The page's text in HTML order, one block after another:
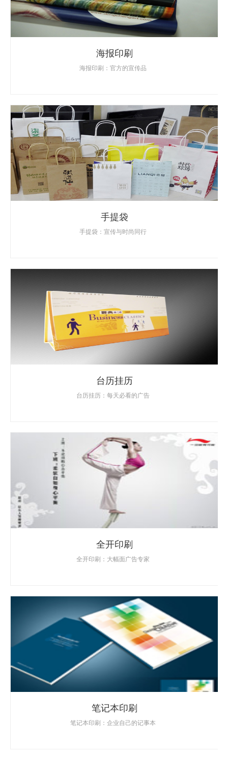
海报印刷
海报印刷：官方的宣传品
手提袋
手提袋：宣传与时尚同行
台历挂历
台历挂历：每天必看的广告
全开印刷
全开印刷：大幅面广告专家
笔记本印刷
笔记本印刷：企业自己的记事本